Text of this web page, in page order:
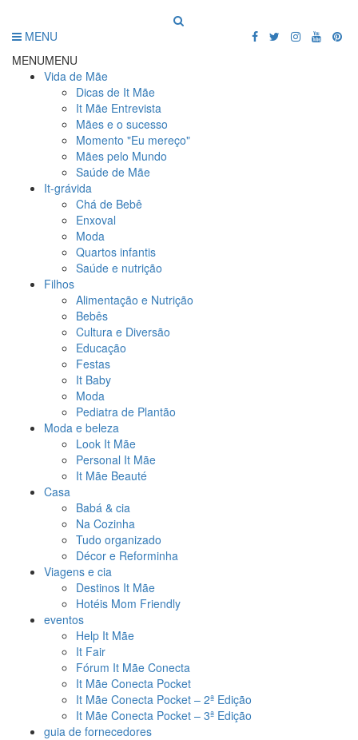
MENU
MENUMENU
Vida de Mãe
Dicas de It Mãe
It Mãe Entrevista
Mães e o sucesso
Momento "Eu mereço"
Mães pelo Mundo
Saúde de Mãe
It-grávida
Chá de Bebê
Enxoval
Moda
Quartos infantis
Saúde e nutrição
Filhos
Alimentação e Nutrição
Bebês
Cultura e Diversão
Educação
Festas
It Baby
Moda
Pediatra de Plantão
Moda e beleza
Look It Mãe
Personal It Mãe
It Mãe Beauté
Casa
Babá & cia
Na Cozinha
Tudo organizado
Décor e Reforminha
Viagens e cia
Destinos It Mãe
Hotéis Mom Friendly
eventos
Help It Mãe
It Fair
Fórum It Mãe Conecta
It Mãe Conecta Pocket
It Mãe Conecta Pocket – 2ª Edição
It Mãe Conecta Pocket – 3ª Edição
guia de fornecedores